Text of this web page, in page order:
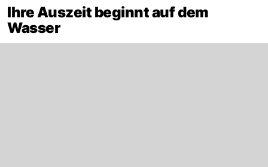
Ihre Auszeit beginnt auf dem
Wasser